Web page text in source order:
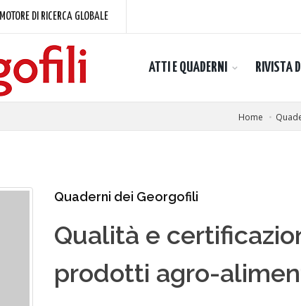
MOTORE DI RICERCA GLOBALE
ATTI E QUADERNI RIVISTA
Home
Quaderni dei Georgofili
Qualità e
prodotti agro-